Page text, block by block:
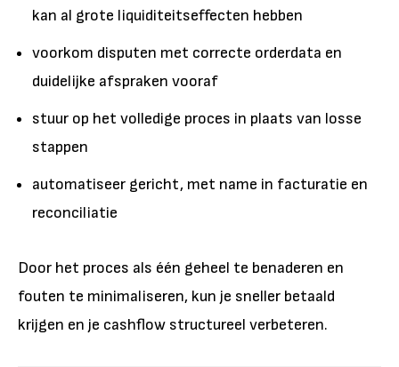
kan al grote liquiditeitseffecten hebben
voorkom disputen met correcte orderdata en
duidelijke afspraken vooraf
stuur op het volledige proces in plaats van losse
stappen
automatiseer gericht, met name in facturatie en
reconciliatie
Door het proces als één geheel te benaderen en
fouten te minimaliseren, kun je sneller betaald
krijgen en je cashflow structureel verbeteren.